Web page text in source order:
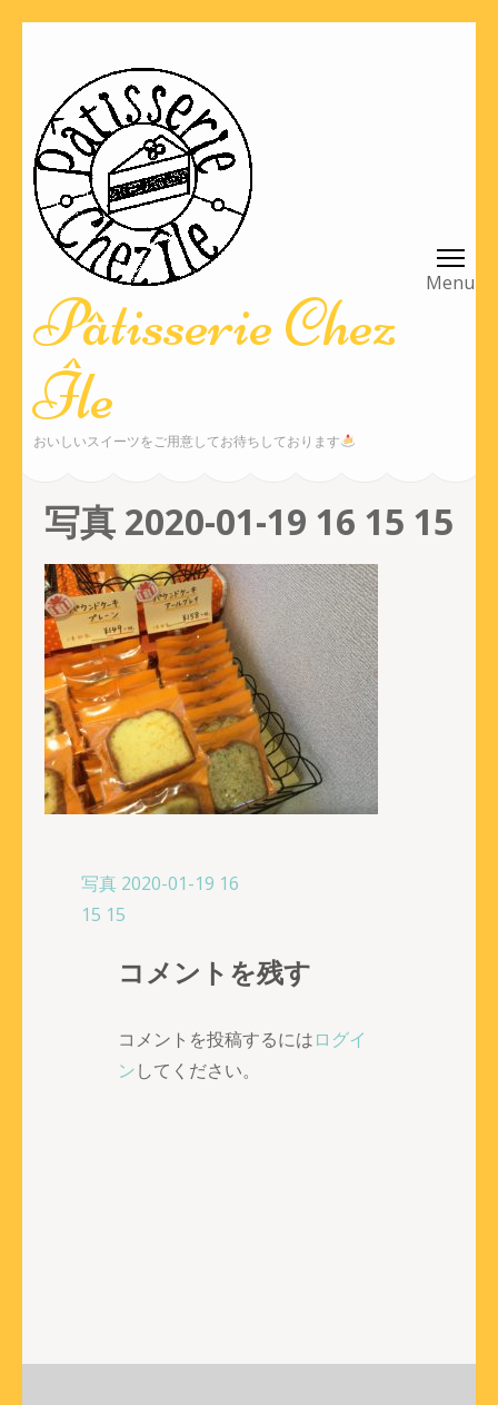
ツ
へ
(Enter
押
す)
Pâtisserie Chez
Île
おいしいスイーツをご用意してお待ちしております
写真 2020-01-19 16 15 15
投
稿
写真 2020-01-19 16
15 15
コメントを残す
コメントを投稿するにはログイ
ンしてください。